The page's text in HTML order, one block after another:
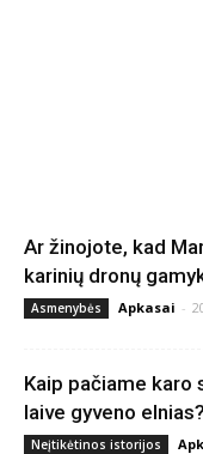
Ar žinojote, kad
karinių dronų
Asmenybės Apkasai -
Kaip pačiame karo
laive gyveno elnias?
Neįtikėtinos istorijos